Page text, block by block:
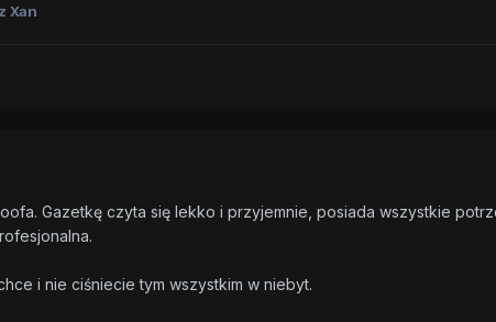
Xan
Gazetkę czyta się lekko i przyjemnie, posiada wszystkie
i nie ciśniecie tym wszystkim w niebyt.